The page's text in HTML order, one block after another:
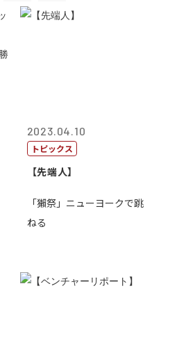
2023.04.10
トピックス
【先端人】
「獺祭」ニューヨークで跳
ねる